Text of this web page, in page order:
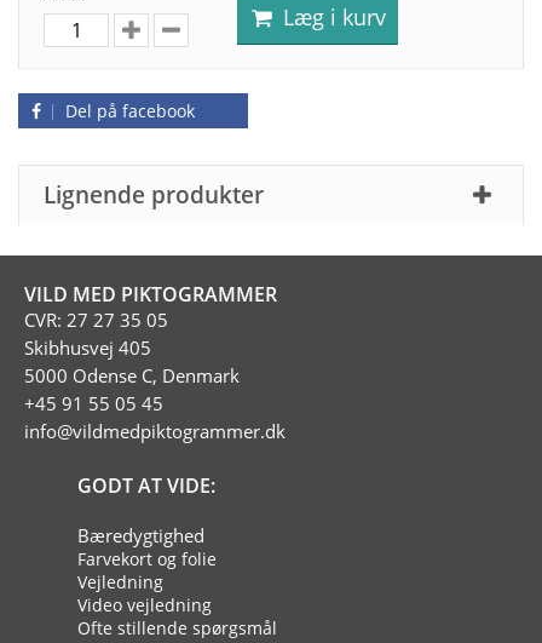
Læg i kurv
Del på facebook
Lignende produkter
VILD MED PIKTOGRAMMER
CVR: 27 27 35 05
Skibhusvej 405
5000 Odense C, Denmark
+45 91 55 05 45
info@vildmedpiktogrammer.dk
GODT AT VIDE:
Bæredygtighed
Farvekort og folie
Vejledning
Video vejledning
Ofte stillende spørgsmål